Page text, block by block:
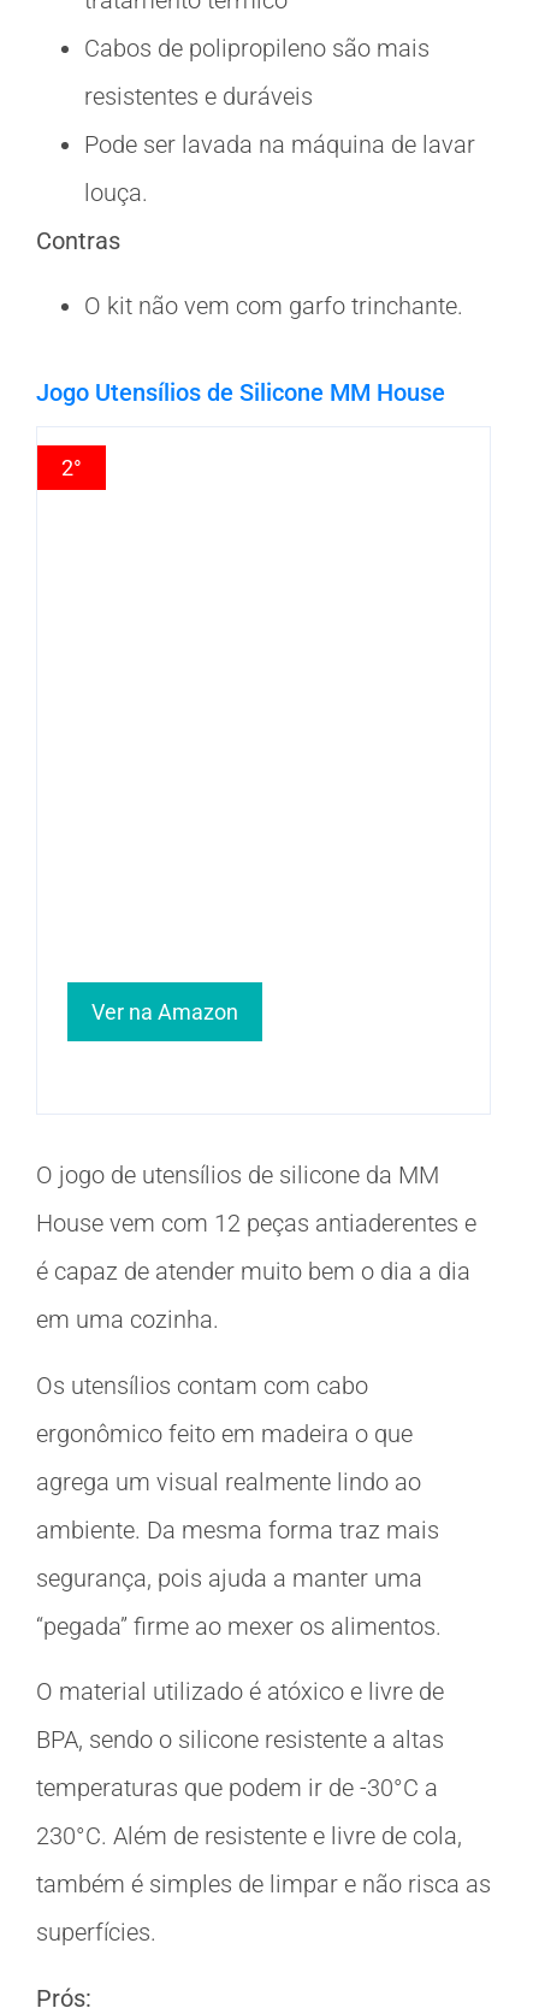
Cabos de polipropileno são mais
resistentes e duráveis
Pode ser lavada na máquina de lavar
louça.
Contras
O kit não vem com garfo trinchante.
Jogo Utensílios de Silicone MM House
2°
Ver na Amazon
O jogo de utensílios de silicone da MM
House vem com 12 peças antiaderentes e
é capaz de atender muito bem o dia a dia
em uma cozinha.
Os utensílios contam com cabo
ergonômico feito em madeira o que
agrega um visual realmente lindo ao
ambiente. Da mesma forma traz mais
segurança, pois ajuda a manter uma
“pegada” firme ao mexer os alimentos.
O material utilizado é atóxico e livre de
BPA, sendo o silicone resistente a altas
temperaturas que podem ir de -30°C a
230°C. Além de resistente e livre de cola,
também é simples de limpar e não risca as
superfícies.
Prós: